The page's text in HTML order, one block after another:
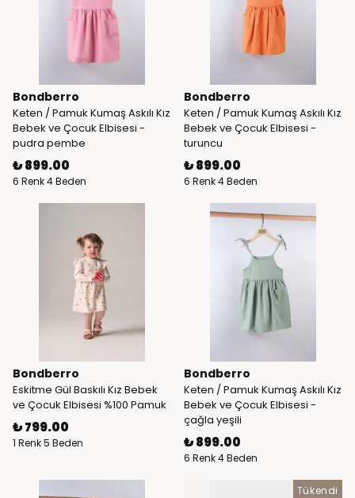
Bondberro
Keten / Pamuk Kumaş Askılı Kız
Bebek ve Çocuk Elbisesi -
pudra pembe
₺ 899.00
6 Renk 4 Beden
Bondberro
Keten / Pamuk Kumaş Askılı Kız
Bebek ve Çocuk Elbisesi -
turuncu
₺ 899.00
6 Renk 4 Beden
Bondberro
Eskitme Gül Baskılı Kız Bebek
ve Çocuk Elbisesi %100 Pamuk
₺ 799.00
1 Renk 5 Beden
Bondberro
Keten / Pamuk Kumaş Askılı Kız
Bebek ve Çocuk Elbisesi -
çağla yeşili
₺ 899.00
6 Renk 4 Beden
Tükendi